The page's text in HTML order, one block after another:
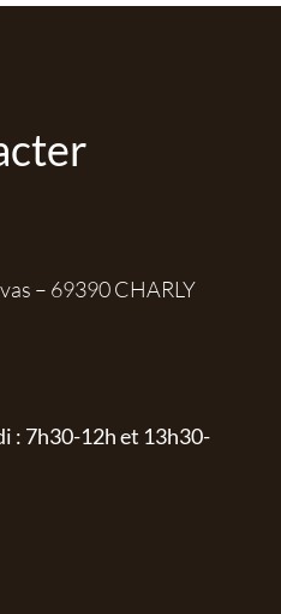
– 69390 CHARLY
: 7h30-12h et 13h30-